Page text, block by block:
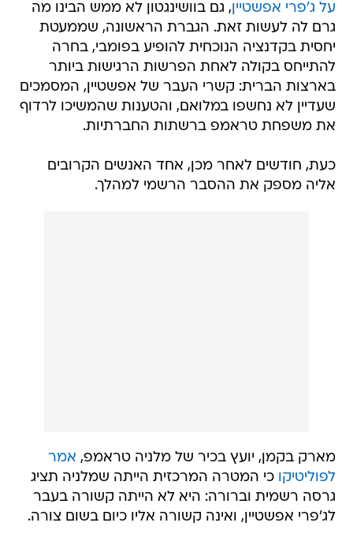
על ג'פרי אפשטיין, גם בוושינגטון לא ממש הבינו מה
גרם לה לעשות זאת. הגברת הראשונה, שממעטת
יחסית בקדנציה הנוכחית להופיע בפומבי, בחרה
להתייחס בקולה לאחת הפרשות הרגישות ביותר
בארצות הברית: קשרי העבר של אפשטיין, המסמכים
שעדיין לא נחשפו במלואם, והטענות שהמשיכו לרדוף
את משפחת טראמפ ברשתות החברתיות.
כעת, חודשים לאחר מכן, אחד האנשים הקרובים
אליה מספק את ההסבר הרשמי למהלך.
מארק בקמן, יועץ בכיר של מלניה טראמפ, אמר
לפוליטיקו כי המטרה המרכזית הייתה שמלניה תציג
גרסה רשמית וברורה: היא לא הייתה קשורה בעבר
לג'פרי אפשטיין, ואינה קשורה אליו כיום בשום צורה.